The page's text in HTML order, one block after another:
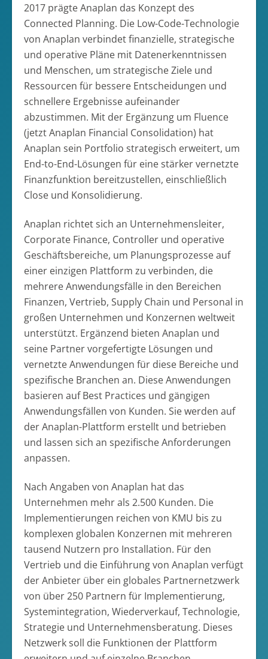
2017 prägte Anaplan das Konzept des
Connected Planning. Die Low-Code-Technologie
von Anaplan verbindet finanzielle, strategische
und operative Pläne mit Datenerkenntnissen
und Menschen, um strategische Ziele und
Ressourcen für bessere Entscheidungen und
schnellere Ergebnisse aufeinander
abzustimmen. Mit der Ergänzung um Fluence
(jetzt Anaplan Financial Consolidation) hat
Anaplan sein Portfolio strategisch erweitert, um
End-to-End-Lösungen für eine stärker vernetzte
Finanzfunktion bereitzustellen, einschließlich
Close und Konsolidierung.
Anaplan richtet sich an Unternehmensleiter,
Corporate Finance, Controller und operative
Geschäftsbereiche, um Planungsprozesse auf
einer einzigen Plattform zu verbinden, die
mehrere Anwendungsfälle in den Bereichen
Finanzen, Vertrieb, Supply Chain und Personal in
großen Unternehmen und Konzernen weltweit
unterstützt. Ergänzend bieten Anaplan und
seine Partner vorgefertigte Lösungen und
vernetzte Anwendungen für diese Bereiche und
spezifische Branchen an. Diese Anwendungen
basieren auf Best Practices und gängigen
Anwendungsfällen von Kunden. Sie werden auf
der Anaplan-Plattform erstellt und betrieben
und lassen sich an spezifische Anforderungen
anpassen.
Nach Angaben von Anaplan hat das
Unternehmen mehr als 2.500 Kunden. Die
Implementierungen reichen von KMU bis zu
komplexen globalen Konzernen mit mehreren
tausend Nutzern pro Installation. Für den
Vertrieb und die Einführung von Anaplan verfügt
der Anbieter über ein globales Partnernetzwerk
von über 250 Partnern für Implementierung,
Systemintegration, Wiederverkauf, Technologie,
Strategie und Unternehmensberatung. Dieses
Netzwerk soll die Funktionen der Plattform